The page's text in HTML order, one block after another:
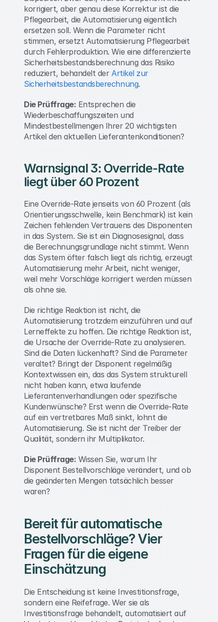
korrigiert, aber genau diese Korrektur ist die
Pflegearbeit, die Automatisierung eigentlich
ersetzen soll. Wenn die Parameter nicht
stimmen, ersetzt Automatisierung Pflegearbeit
durch Fehlerproduktion. Wie eine differenzierte
Sicherheitsbestandsberechnung das Risiko
reduziert, behandelt der Artikel zur
Sicherheitsbestandsberechnung.
Die Prüffrage: Entsprechen die
Wiederbeschaffungszeiten und
Mindestbestellmengen Ihrer 20 wichtigsten
Artikel den aktuellen Lieferantenkonditionen?
Warnsignal 3: Override-Rate
liegt über 60 Prozent
Eine Override-Rate jenseits von 60 Prozent (als
Orientierungsschwelle, kein Benchmark) ist kein
Zeichen fehlenden Vertrauens des Disponenten
in das System. Sie ist ein Diagnosesignal, dass
die Berechnungsgrundlage nicht stimmt. Wenn
das System öfter falsch liegt als richtig, erzeugt
Automatisierung mehr Arbeit, nicht weniger,
weil mehr Vorschläge korrigiert werden müssen
als ohne sie.
Die richtige Reaktion ist nicht, die
Automatisierung trotzdem einzuführen und auf
Lerneffekte zu hoffen. Die richtige Reaktion ist,
die Ursache der Override-Rate zu analysieren.
Sind die Daten lückenhaft? Sind die Parameter
veraltet? Bringt der Disponent regelmäßig
Kontextwissen ein, das das System strukturell
nicht haben kann, etwa laufende
Lieferantenverhandlungen oder spezifische
Kundenwünsche? Erst wenn die Override-Rate
auf ein vertretbares Maß sinkt, lohnt die
Automatisierung. Sie ist nicht der Treiber der
Qualität, sondern ihr Multiplikator.
Die Prüffrage: Wissen Sie, warum Ihr
Disponent Bestellvorschläge verändert, und ob
die geänderten Mengen tatsächlich besser
waren?
Bereit für automatische
Bestellvorschläge? Vier
Fragen für die eigene
Einschätzung
Die Entscheidung ist keine Investitionsfrage,
sondern eine Reifefrage. Wer sie als
Investitionsfrage behandelt, automatisiert auf